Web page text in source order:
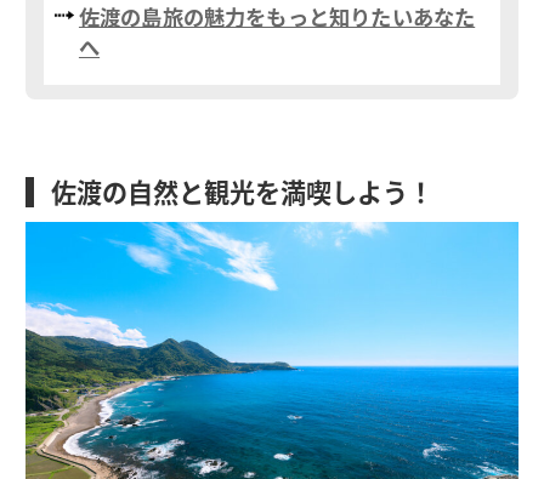
佐渡の島旅の魅力をもっと知りたいあなた
へ
佐渡の自然と観光を満喫しよう！